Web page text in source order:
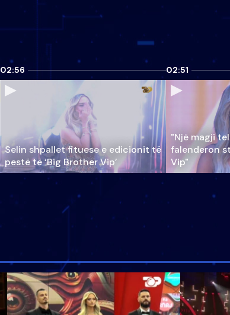
02:56
Selin shpallet fituese e edicionit të
pestë të ‘Big Brother Vip’
02:51
"Një magji
falenderon
Vip"